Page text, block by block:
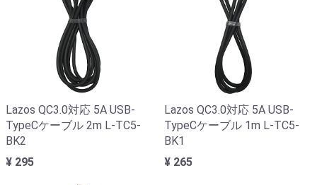
Lazos QC3.0対応 5A USB-
TypeCケーブル 2m L-TC5-
BK2
¥ 295
Lazos QC3.0対応 5A USB-
TypeCケーブル 1m L-TC5-
BK1
¥ 265